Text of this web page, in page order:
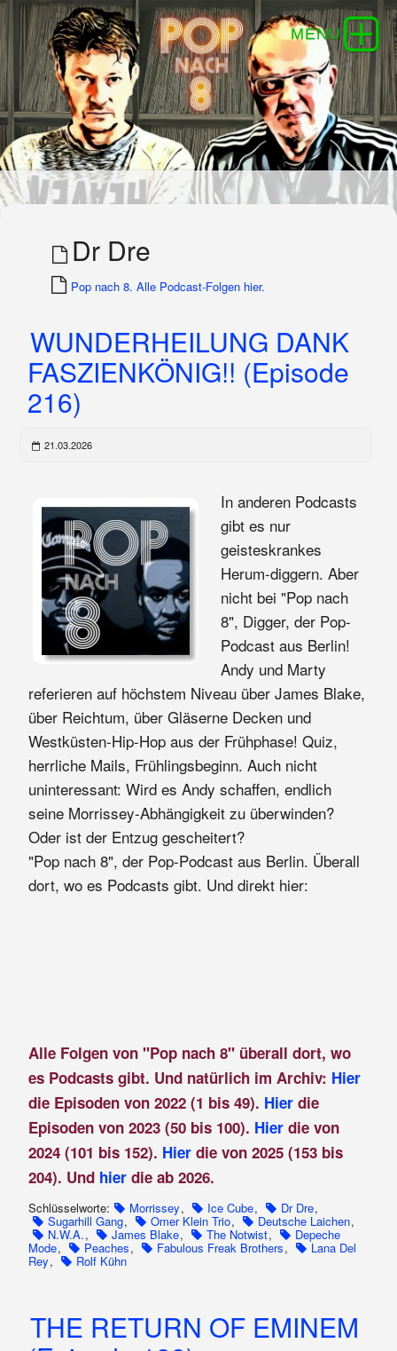
Dr Dre
Pop nach 8. Alle Podcast-Folgen hier.
WUNDERHEILUNG DANK
FASZIENKÖNIG!! (Episode
216)
21.03.2026
In anderen Podcasts
gibt es nur
geisteskrankes
Herum-diggern. Aber
nicht bei "Pop nach
8", Digger, der Pop-
Podcast aus Berlin!
Andy und Marty
referieren auf höchstem Niveau über James Blake,
über Reichtum, über Gläserne Decken und
Westküsten-Hip-Hop aus der Frühphase! Quiz,
herrliche Mails, Frühlingsbeginn. Auch nicht
uninteressant: Wird es Andy schaffen, endlich
seine Morrissey-Abhängigkeit zu überwinden?
Oder ist der Entzug gescheitert?
"Pop nach 8", der Pop-Podcast aus Berlin. Überall
dort, wo es Podcasts gibt. Und direkt hier:
Alle Folgen von "Pop nach 8" überall dort, wo
es Podcasts gibt. Und natürlich im Archiv: Hier
die Episoden von 2022 (1 bis 49). Hierdie
Episoden von 2023 (50 bis 100). Hier die von
2024 (101 bis 152). Hier die von 2025 (153 bis
204). Und hier die ab 2026.
Schlüsselworte: Morrissey, Ice Cube, Dr Dre,
Sugarhill Gang, Omer Klein Trio, Deutsche Laichen,
N.W.A., James Blake, The Notwist, Depeche
Mode, Peaches, Fabulous Freak Brothers, Lana Del
Rey, Rolf Kühn
THE RETURN OF EMINEM